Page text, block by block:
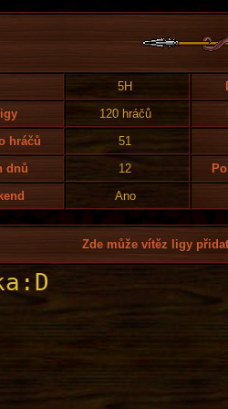
5H
120 hráčů
hráčů
51
dnů
12
Ano
Zde může vítěz ligy